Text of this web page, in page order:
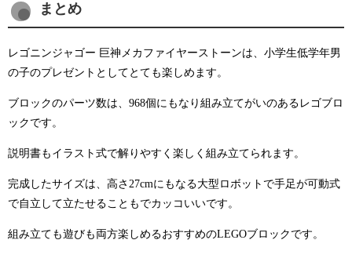
まとめ
レゴニンジャゴー 巨神メカファイヤーストーンは、小学生低学年男
の子のプレゼントとしてとても楽しめます。
ブロックのパーツ数は、968個にもなり組み立てがいのあるレゴブロ
ックです。
説明書もイラスト式で解りやすく楽しく組み立てられます。
完成したサイズは、 高さ27cmにもなる大型ロボットで手足が可動式
で自立して立たせることもでカッコいいです。
組み立ても遊びも両方楽しめるおすすめのLEGOブロックです。